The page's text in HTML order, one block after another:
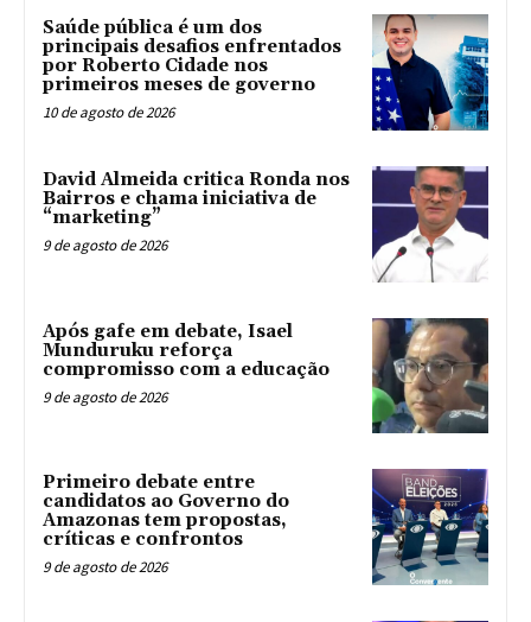
Saúde pública é um dos
principais desafios enfrentados
por Roberto Cidade nos
primeiros meses de governo
10 de agosto de 2026
David Almeida critica Ronda nos
Bairros e chama iniciativa de
“marketing”
9 de agosto de 2026
Após gafe em debate, Isael
Munduruku reforça
compromisso com a educação
9 de agosto de 2026
Primeiro debate entre
candidatos ao Governo do
Amazonas tem propostas,
críticas e confrontos
9 de agosto de 2026